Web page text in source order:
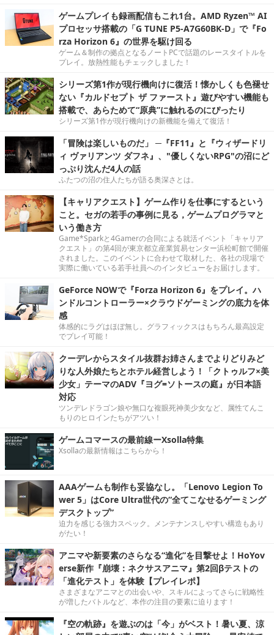
ゲームプレイも録画配信もこれ1台。AMD Ryzen™ AI
プロセッサ搭載の「G TUNE P5-A7G60BK-D」で『Fo
rza Horizon 6』の世界を駆け回る
ゲーム＆制作の拠点となるノートPCで話題のレースタイトルを
プレイ。放熱性能もチェックしました！
シリーズ第1作が現行機向けに復活！懐かしくも色褪せ
ない『カルドセプト ザ ファースト』遊びやすい機能も
搭載で、あらためて“原典”に触れるのにぴったり
シリーズ第1作が現行機向けの新機能を備えて復活！
「冒険は楽しいものだ」 ─『FF11』と『ウィザードリ
ィ ヴァリアンツ ダフネ』、"優しくないRPG"の沼にど
っぷり沈んだ4人の話
ふたつの沼の住人たちが語る奥深さとは。
【キャリアクエスト】ゲーム作りを仕事にするという
こと。セガの若手の事例に見る，ゲームプログラマと
いう働き方
Game*Sparkと4Gamerの合同による就活イベント「キャリア
クエスト」の第4回が東京都立産業貿易センター浜松町館で開催
されました。このイベントに合わせて取材した、各社の現場で
実際に働いている若手社員へのインタビューをお届けします。
GeForce NOWで『Forza Horizon 6』をプレイ。ハ
ンドルコントローラー×クラウドゲーミングの底力を体
感
体感的にラグはほぼ無し。グラフィックスはもちろん最高設定
でプレイ可能！
クーデレからスタイル抜群お姉さんまでよりどりみど
りな人外娘たちとホテル経営しよう！「クトゥルフ×美
少女」テーマのADV『ヨグ=ソトースの庭』が日本語
対応
ツンデレドラゴン娘や無口な複眼死神美少女など、属性てんこ
もりのヒロインたちがアツい！
ゲームコマースの最前線ーXsolla特集
Xsollaの最新情報はこちらから！
AAAゲームも制作も妥協なし。「Lenovo Legion To
wer 5」はCore Ultra世代の“全てこなせるゲーミング
デスクトップ”
迫力を感じる強力スペック。メンテナンスしやすい構造もあり
がたい！
アニマや新要素のさらなる“進化”を目撃せよ！HoYov
erse新作『崩壊：ネクサスアニマ』第2回βテストの
「進化テスト」を体験【プレイレポ】
さまざまなアニマとの出会いや、スキルによってさらに戦略性
が増したバトルなど、本作の注目の要素に迫ります！
『空の軌跡』を遊ぶのは「今」がベスト！暑い夏、涼